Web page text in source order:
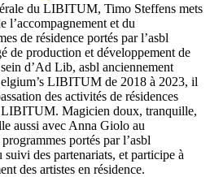
du LIBITUM, Timo Steffens mets
l’accompagnement et du
de résidence portés par l’asbl
de production et développement de
d’Ad Lib, asbl anciennement
LIBITUM de 2018 à 2023, il
des activités de résidences
LIBITUM. Magicien doux, tranquille,
aussi avec Anna Giolo au
portés par l’asbl
des partenariats, et participe à
des artistes en résidence.